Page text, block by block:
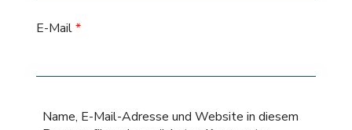
E-Mail*
Name, E-Mail-Adresse und Website in diesem